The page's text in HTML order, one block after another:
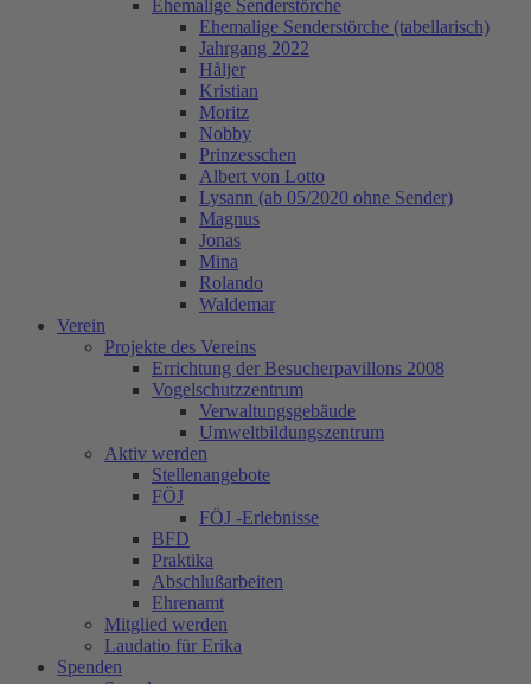
Ehemalige Senderstörche
Ehemalige Senderstörche (tabellarisch)
Jahrgang 2022
Håljer
Kristian
Moritz
Nobby
Prinzesschen
Albert von Lotto
Lysann (ab 05/2020 ohne Sender)
Magnus
Jonas
Mina
Rolando
Waldemar
Verein
Projekte des Vereins
Errichtung der Besucherpavillons 2008
Vogelschutzzentrum
Verwaltungsgebäude
Umweltbildungszentrum
Aktiv werden
Stellenangebote
FÖJ
FÖJ -Erlebnisse
BFD
Praktika
Abschlußarbeiten
Ehrenamt
Mitglied werden
Laudatio für Erika
Spenden